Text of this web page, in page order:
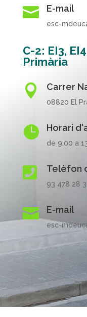
 E-mail
esc-
C-2: EI3,
Primària
 Carrer
08820 El
 Horari
de 9:00 a
 Telèfon
93 478 28
 E-mail
esc-